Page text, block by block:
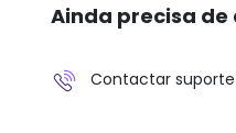
Ainda precisa de
Contactar suporte